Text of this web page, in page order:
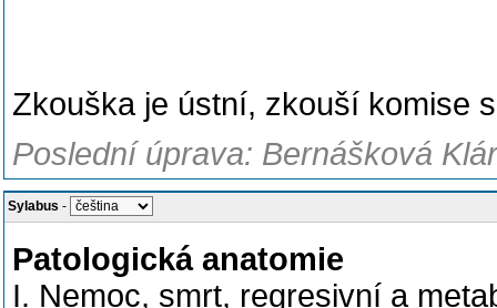
Zkouška je ústní, zkouší komise
Poslední úprava: Bernášková
Sylabus -
Patologická anatomie
I. Nemoc, smrt, regresivní a